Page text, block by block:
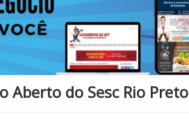
do Sesc Rio Preto